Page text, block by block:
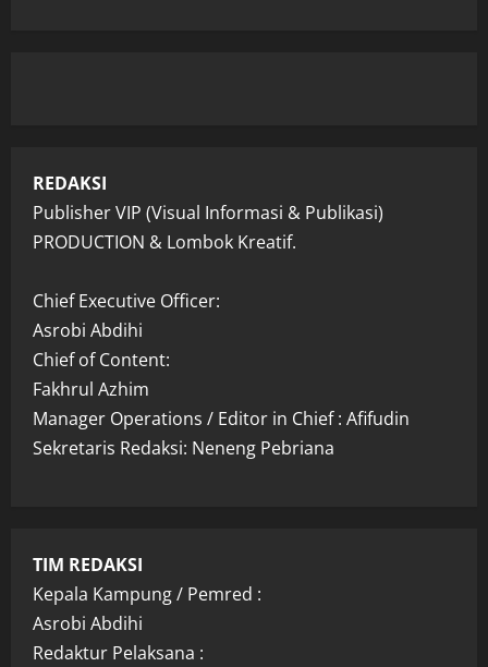
REDAKSI
Publisher VIP (Visual Informasi & Publikasi)
PRODUCTION & Lombok Kreatif.
Chief Executive Officer:
Asrobi Abdihi
Chief of Content:
Fakhrul Azhim
Manager Operations / Editor in Chief : Afifudin
Sekretaris Redaksi: Neneng Pebriana
TIM REDAKSI
Kepala Kampung / Pemred :
Asrobi Abdihi
Redaktur Pelaksana :